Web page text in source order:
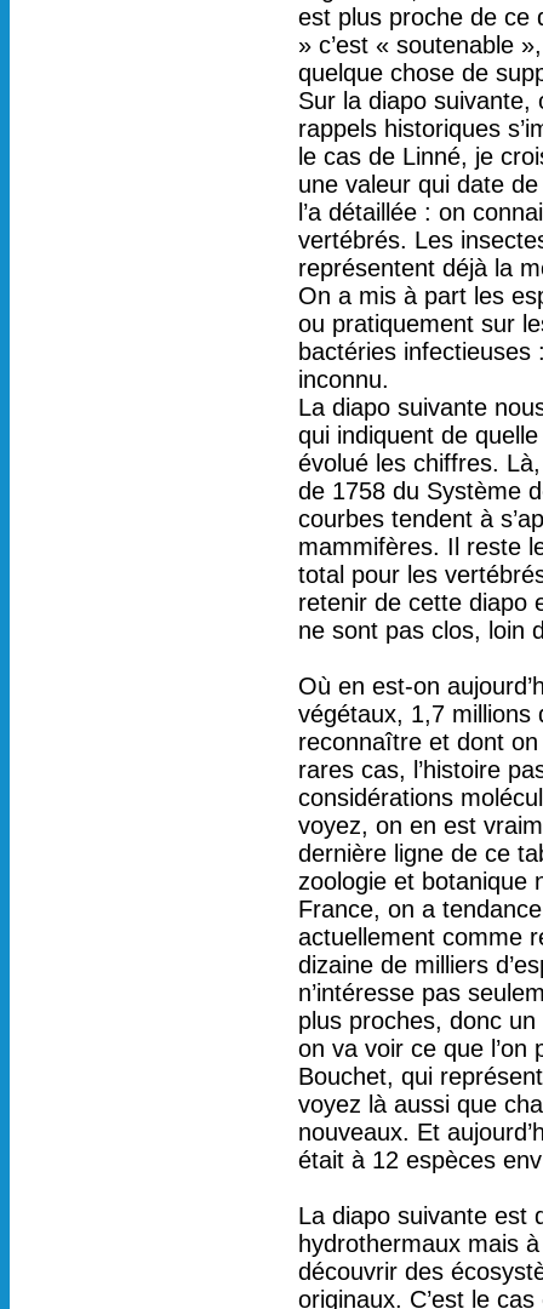
est plus proche de ce
» c’est « soutenable
quelque chose de
Sur la diapo suivante,
rappels historiques
le cas de Linné, je
une valeur qui date
l’a détaillée : on
vertébrés. Les
représentent déjà la
On a mis à part les
ou pratiquement sur
bactéries
inconnu.
La diapo suivante
qui indiquent de
évolué les chiffres.
de 1758 du Système
courbes tendent à
mammifères. Il reste
total pour les
retenir de cette diapo
ne sont pas clos, loin
Où en est-on
végétaux, 1,7 millions
reconnaître et dont
rares cas, l’histoire
considérations
voyez, on en est
dernière ligne de ce
zoologie et botanique
France, on a
actuellement comme
dizaine de milliers
n’intéresse pas
plus proches, donc
on va voir ce que l’on
Bouchet, qui
voyez là aussi que
nouveaux. Et
était à 12 espèces
La diapo suivante est
hydrothermaux mais
découvrir des
originaux. C’est le